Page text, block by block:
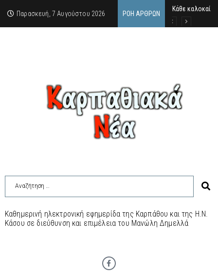
Παρασκευή, 7 Αυγούστου 2026 ΡΟΉ ΆΡΘΡΩΝ
Κάθε
Οι δύο όψεις
Απόρρητα
Καθημερινή ηλεκτρονική εφημερίδα της Καρπάθου και της Η.Ν.
Κάσου σε διεύθυνση και επιμέλεια του Μανώλη Δημελλά